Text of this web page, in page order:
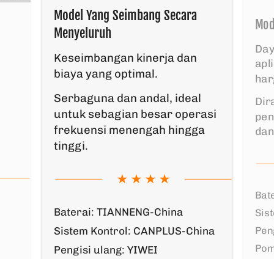
Model Yang Seimbang Secara
Menyeluruh
Keseimbangan kinerja dan
biaya yang optimal.
Serbaguna dan andal, ideal
untuk sebagian besar operasi
frekuensi menengah hingga
tinggi.
Baterai: TIANNENG-China
Sistem Kontrol: CANPLUS-China
Pengisi ulang: YIWEI